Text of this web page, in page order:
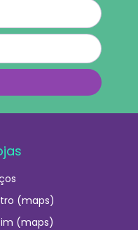
(maps)
(maps)